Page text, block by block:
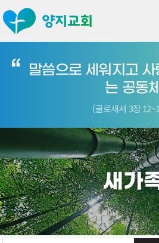
말씀으로 세워지고 사
는 공동체
(골로새서 3장
새가